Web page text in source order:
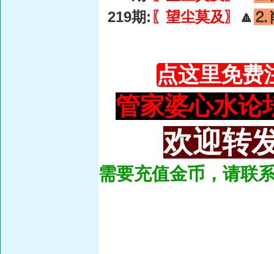
219期: 〖望尘莫及〗 🔼 ⒉
点这里免费
管家婆心水论
欢迎转
需要充值金币，请联